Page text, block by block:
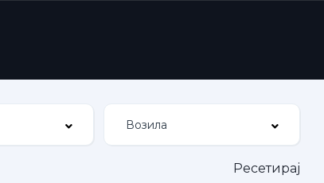
Ресетирај